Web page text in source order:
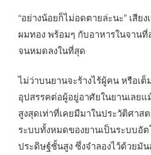
“อย่างน้อยก็ไม่อดตายล่ะนะ” เสีย
ผมทอง พร้อมๆ กับอาหารในจาน
จนหมดลงในที่สุด
ไม่ว่าบนยานจะร้างไร้ผู้คน หรือเ
อุปสรรคต่อผู้อยู่อาศัยในยานเลย
สูงสุดเท่าที่เคยมีมาในประวัติศา
ระบบทั้งหมดของยานเป็นระบบ
ประดิษฐ์ชั้นสูง ซึ่งจำลองไว้ด้วยมั